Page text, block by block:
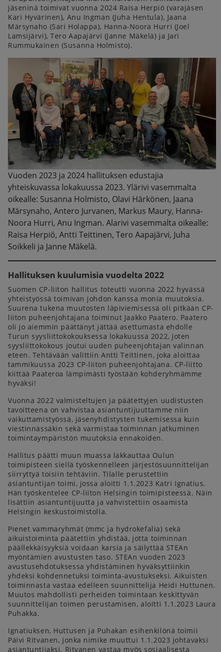
jäseninä toimivat vuonna 2024 Raisa Herpiö (varajäsen
Kari Hyvärinen), Anu Ingman (Juha Hentula), Jaana
Märsynaho (Sari Holappa), Hanna-Noora Hurri (Joel
Lamsijärvi), Tero Aapajärvi (Janne Mäkelä) ja Jari
Rummukainen (Susanna Holmisto).
Vuoden 2023 ja 2024 hallituksen edustajia
yhteiskuvassa lokakuussa 2023. Ylärivi vasemmalta
oikealle: Susanna Holmisto, Olavi Härkönen, Jaana
Märsynaho, Antero Jurvanen, Markus Maury, Hanna-
Noora Hurri, Anu Ingman. Alarivi vasemmalta oikealle:
Raisa Herpiö, Antti Teittinen, Tero Aapajärvi, Juha
Soikkeli ja Janne Mäkelä.
Hallituksen kuulumisia vuodelta 2022
Suomen CP-liiton hallitus toteutti vuonna 2022 hyvässä
yhteistyössä toimivan johdon kanssa monia muutoksia.
Suurena tukena muutosten läpiviemisessä oli pitkään CP-
liiton puheenjohtajana toiminut Jaakko Paatero. Paatero
oli jo aiemmin päättänyt jättää asettumasta ehdolle
Turun syysliittokokouksessa lokakuussa 2022, joten
syysliittokokous joutui uuden puheenjohtajan valinnan
eteen. Tehtävään valittiin Antti Teittinen, joka aloittaa
tammikuussa 2023 CP-liiton puheenjohtajana. CP-liitto
kiittää Paateroa lämpimästi työstään kohderyhmämme
hyväksi!
Vuonna 2022 valmisteltujen ja päätettyjen uudistusten
tavoitteena on vahvistaa asiantuntijuuttamme niin
vaikuttamistyössä, jäsenyhdistysten tukemisessa kuin
viestinnässäkin sekä varmistaa toiminnan jatkuminen
toimintaympäristön muutoksia ennakoiden.
Hallitus päätti muun muassa lakkauttaa Oulun
toimipisteen siellä työskennelleen järjestösuunnittelijan
siirryttyä toisiin tehtäviin. Tilalle perustettiin
asiantuntijan toimi, jossa aloitti 1.1.2023 Katri Ignatius.
Hän työskentelee CP-liiton Helsingin toimipisteessä. Näin
lisättiin asiantuntijuutta ja vahvistettiin osaamista
Helsingin keskustoimistolla.
Pienet vammaryhmät (mmc ja hydrokefalia) sekä
aikuistoiminta päätettiin yhdistää, jotta toiminnan
päällekkäisyyksiä voidaan karsia ja säilyttää STEAn
myöntämien avustusten taso. STEAn vuoden 2023
avustusehdotuksessa yhdistäminen hyväksyttiinkin
yhdeksi kohdennetuksi toiminta-avustukseksi. Aikuisten
toiminnasta vastaa edelleen suunnittelija Heidi Huttunen.
Muutos mahdollisti perheiden toimintaan keskittyvän
suunnittelijan toimen perustamisen, aloitti 1.1.2023 Laura
Puhakka.
Ignatiuksen, Huttusen ja Puhakan esihenkilönä toimii
Päivi Ritvanen, jonka nimike muuttui 1.1.2023 johtavaksi
asiantuntijaksi. Ritvanen vastaa myös sosiaalisesta